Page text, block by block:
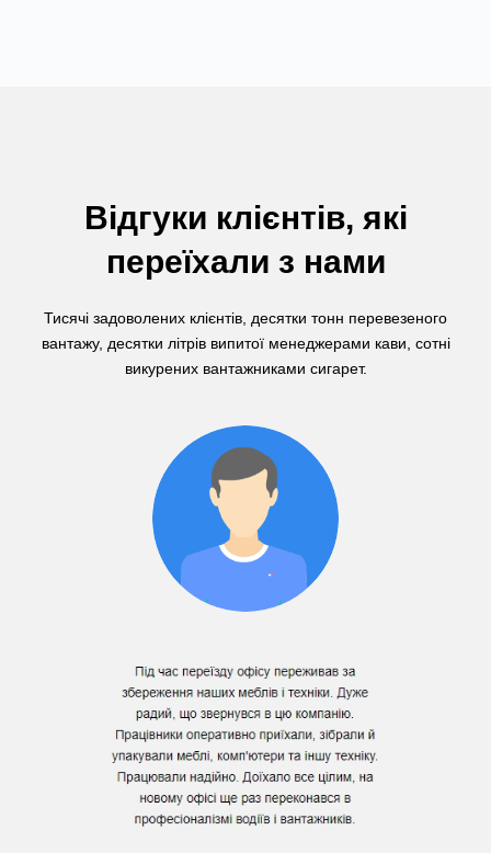
Відгуки клієнтів, які
переїхали з нами
Тисячі задоволених клієнтів, десятки тонн перевезеного
вантажу, десятки літрів випитої менеджерами кави, сотні
викурених вантажниками сигарет.